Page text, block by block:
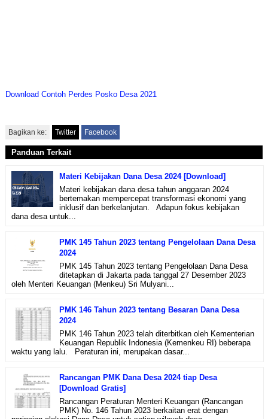
Download Contoh Perdes Posko Desa 2021
Bagikan ke: Twitter Facebook
Panduan Terkait
Materi Kebijakan Dana Desa 2024 [Download]
Materi kebijakan dana desa tahun anggaran 2024
bertemakan mempercepat transformasi ekonomi yang
inklusif dan berkelanjutan. Adapun fokus kebijakan
dana desa untuk...
PMK 145 Tahun 2023 tentang Pengelolaan Dana Desa
2024
PMK 145 Tahun 2023 tentang Pengelolaan Dana Desa
ditetapkan di Jakarta pada tanggal 27 Desember 2023
oleh Menteri Keuangan (Menkeu) Sri Mulyani...
PMK 146 Tahun 2023 tentang Besaran Dana Desa
2024
PMK 146 Tahun 2023 telah diterbitkan oleh Kementerian
Keuangan Republik Indonesia (Kemenkeu RI) beberapa
waktu yang lalu. Peraturan ini, merupakan dasar...
Rancangan PMK Dana Desa 2024 tiap Desa
[Download Gratis]
Rancangan Peraturan Menteri Keuangan (Rancangan
PMK) No. 146 Tahun 2023 berkaitan erat dengan